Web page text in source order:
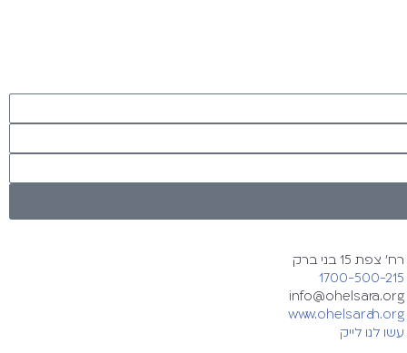
רח' צפת 15 בני ברק
1700-500-215
info@ohelsara.org
www.ohelsarah.org
עשו לנו לייק